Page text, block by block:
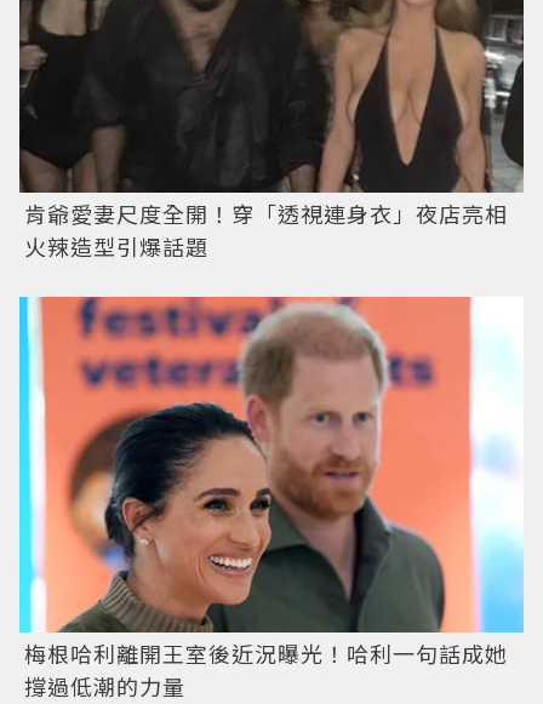
肯爺愛妻尺度全開！穿「透視連身衣」夜店亮相
火辣造型引爆話題
梅根哈利離開王室後近況曝光！哈利一句話成她
撐過低潮的力量